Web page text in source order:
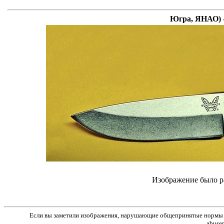
Югра, ЯНАО) -
Изображение было
Если вы заметили изображения, нарушающие общепринятые нормы